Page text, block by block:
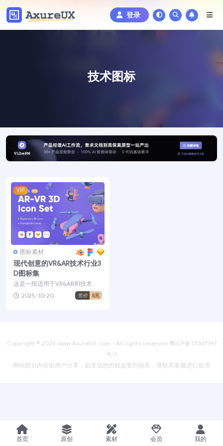
登录
技术图标
VIP
图标素材
现代创意的VR&AR技术行业3
D图标集
这是一组适用于VR&AR和技术的
自定义 3D 图标。使用 3D 图标让
您...2025-10-20 售价 5元
Copyright © 2025 www.AxureUX.com - All rights reserved 粤ICP备17007397
号-1
网站部分内容由用户分享，如发现您的权益受到损害，请联系客服进行处理
首页 原创 素材 会员 我的